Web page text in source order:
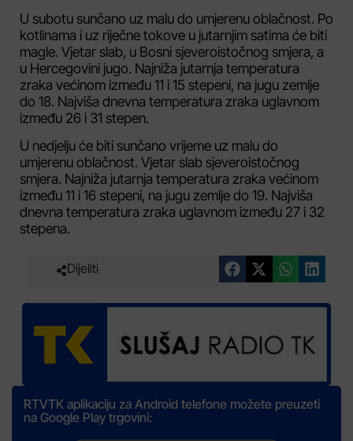
U subotu sunčano uz malu do umjerenu oblačnost. Po
kotlinama i uz riječne tokove u jutarnjim satima će biti
magle. Vjetar slab, u Bosni sjeveroistočnog smjera, a
u Hercegovini jugo. Najniža jutarnja temperatura
zraka većinom između 11 i 15 stepeni, na jugu zemlje
do 18. Najviša dnevna temperatura zraka uglavnom
između 26 i 31 stepen.
U nedjelju će biti sunčano vrijeme uz malu do
umjerenu oblačnost. Vjetar slab sjeveroistočnog
smjera. Najniža jutarnja temperatura zraka većinom
između 11 i 16 stepeni, na jugu zemlje do 19. Najviša
dnevna temperatura zraka uglavnom između 27 i 32
stepena.
Dijeliti
RTVTK aplikaciju za Android telefone možete preuzeti
na Google Play trgovini: